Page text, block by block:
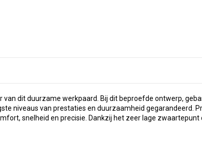
dit duurzame werkpaard. Bij dit beproefde ontwerp,
niveaus van prestaties en duurzaamheid gegarandeerd.
snelheid en precisie. Dankzij het zeer lage zwaartepunt